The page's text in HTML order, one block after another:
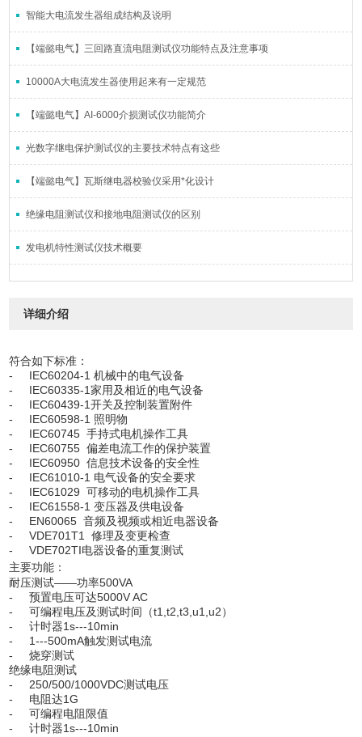
智能大电流发生器组成结构及说明
【端懿电气】三回路直流电阻测试仪功能特点及注意事项
10000A大电流发生器使用起来有一定规范
【端懿电气】AI-6000介损测试仪功能简介
光数字继电保护测试仪的主要技术特点有这些
【端懿电气】瓦斯继电器校验仪采用*化设计
绝缘电阻测试仪和接地电阻测试仪的区别
发电机特性测试仪技术概要
详细介绍
符合如下标准：
- IEC60204-1 机械中的电气设备
- IEC60335-1家用及相近的电气设备
- IEC60439-1开关及控制装置附件
- IEC60598-1 照明物
- IEC60745 手持式电机操作工具
- IEC60755 偏差电流工作的保护装置
- IEC60950 信息技术设备的安全性
- IEC61010-1 电气设备的安全要求
- IEC61029 可移动的电机操作工具
- IEC61558-1 变压器及供电设备
- EN60065 音频及视频或相近电器设备
- VDE701T1 修理及变更检查
- VDE702TI电器设备的重复测试
主要功能：
耐压测试——功率500VA
- 预置电压可达5000V AC
- 可编程电压及测试时间（t1,t2,t3,u1,u2）
- 计时器1s---10min
- 1---500mA触发测试电流
- 烧穿测试
绝缘电阻测试
- 250/500/1000VDC测试电压
- 电阻达1G
- 可编程电阻限值
- 计时器1s---10min